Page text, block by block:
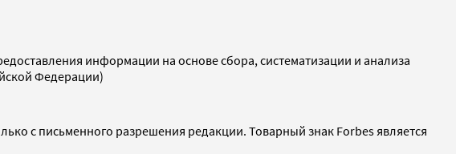
информации на основе сбора, систематизации и анализа
Федерации)
с письменного разрешения редакции. Товарный знак Forbes является